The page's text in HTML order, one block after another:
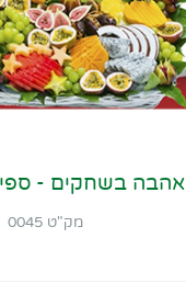
אהבה בשחקים -
מק"ט 0045